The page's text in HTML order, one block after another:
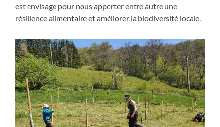
est envisagé pour nous apporter entre autre une
résilience alimentaire et améliorer la biodiversité locale.